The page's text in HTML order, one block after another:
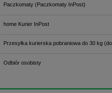
Paczkomaty(Paczkomaty InPost)
home Kurier InPost
Przesyłka kurierska pobraniowa do 30 kg(do
Odbiór osobisty